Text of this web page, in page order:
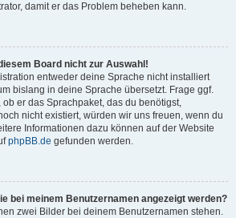
damit er das Problem beheben kann.
Board nicht zur Auswahl!
entweder deine Sprache nicht installiert
bislang in deine Sprache übersetzt. Frage ggf.
er das Sprachpaket, das du benötigst,
nicht existiert, würden wir uns freuen, wenn du
Informationen dazu können auf der Website
phpBB.de gefunden werden.
bei meinem Benutzernamen angezeigt werden?
zwei Bilder bei deinem Benutzernamen stehen.